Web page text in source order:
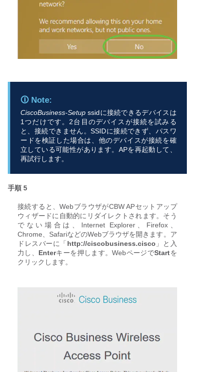
CiscoBusiness-Setup ssidに接続できるデバイスは
1つだけです。2台目のデバイスが接続を試みる
と、接続できません。SSIDに接続できず、パスワ
ードを検証した場合は、他のデバイスが接続を確
立している可能性があります。APを再起動して、
再試行します。
手順 5
接続すると、WebブラウザがCBW APセットアップ
ウィザードに自動的にリダイレクトされます。そう
でない場合は、Internet Explorer、Firefox、
Chrome、SafariなどのWebブラウザを開きます。ア
ドレスバーに「http://ciscobusiness.cisco 」と入
力し、 Enterキーを押します。WebページでStartを
クリックします。